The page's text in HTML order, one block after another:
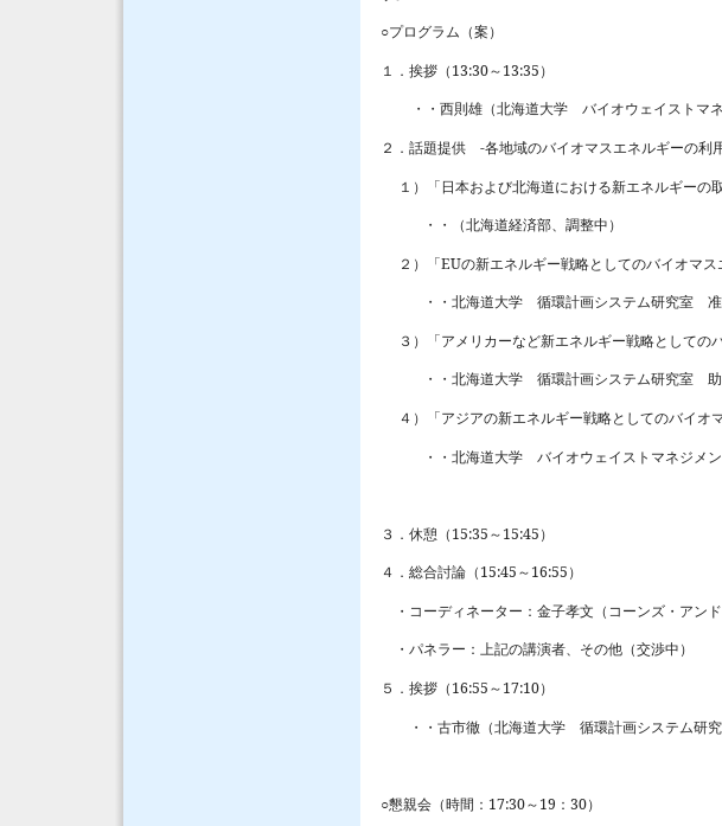
○プログラム（案）
１．挨拶（13:30～13:35）
・・西則雄（北海道大学 バイオウェイストマネ
２．話題提供 -各地域のバイオマスエネルギーの利
１）「日本および北海道における新エネルギーの
・・（北海道経済部、調整中）
２）「EUの新エネルギー戦略としてのバイオマス
・・北海道大学 循環計画システム研究室
３）「アメリカーなど新エネルギー戦略と
・・北海道大学 循環計画システム研究室
４）「アジアの新エネルギー戦略としてのバイオ
・・北海道大学 バイオウェイストマネジメ
３．休憩（15:35～15:45）
４．総合討論（15:45～16:55）
・コーディネーター：金子孝文（コーンズ・アン
・パネラー：上記の講演者、その他（交渉中）
５．挨拶（16:55～17:10）
・・古市徹（北海道大学 循環計画システム研
○懇親会 （時間： 17:30～19 ： 30）